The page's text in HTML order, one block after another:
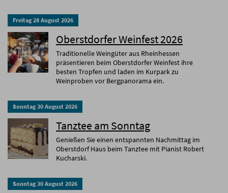
Freitag 28 August 2026
Oberstdorfer Weinfest 2026
Traditionelle Weingüter aus Rheinhessen
präsentieren beim Oberstdorfer Weinfest ihre
besten Tropfen und laden im Kurpark zu
Weinproben vor Bergpanorama ein.
Sonntag 30 August 2026
Tanztee am Sonntag
Genießen Sie einen entspannten Nachmittag im
Oberstdorf Haus beim Tanztee mit Pianist Robert
Kucharski.
Sonntag 30 August 2026